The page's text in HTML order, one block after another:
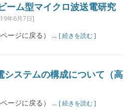
ーム型マイクロ波送電研究
年6月7日]
ージに戻る） ... [ 続きを読む ]
システムの構成について（高
ージに戻る） ... [ 続きを読む ]